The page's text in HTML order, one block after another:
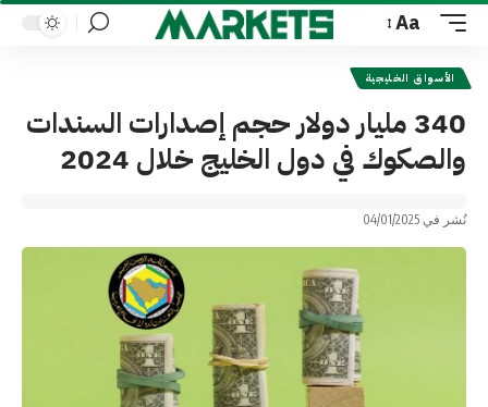
Font
Resizer
Aa
الأسواق الخليجية
340 مليار دولار حجم إصدارات السندات
والصكوك في دول الخليج خلال 2024
نُشر في 04/01/2025